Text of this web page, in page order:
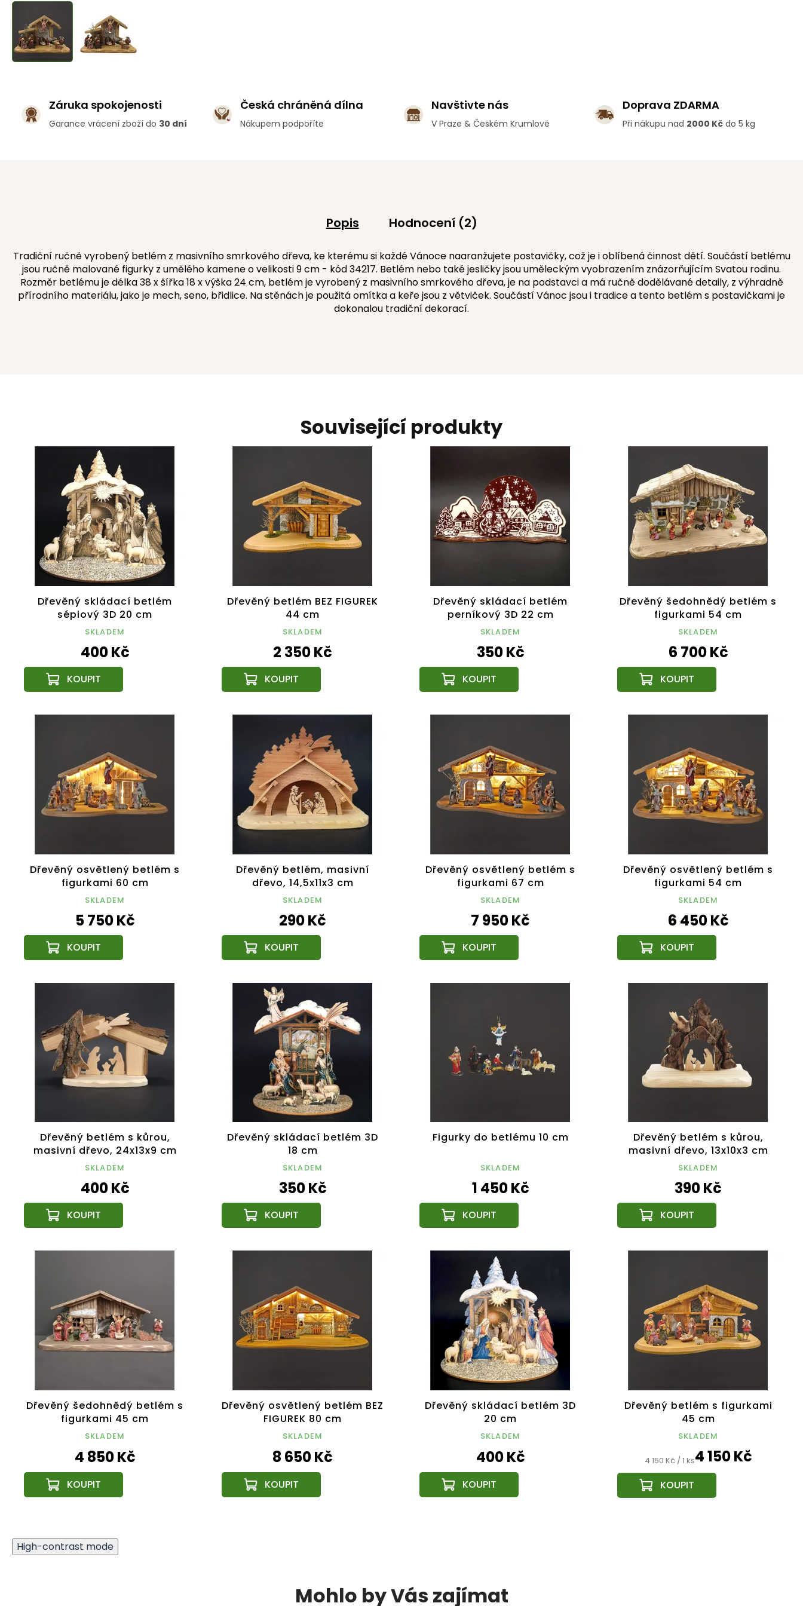
Záruka spokojenosti
Garance vrácení zboží do 30 dní
Česká chráněná dílna
Nákupem podpoříte
Navštivte nás
V Praze & Českém Krumlově
Doprava ZDARMA
Při nákupu nad 2000 Kč do 5 kg
Související produkty
Dřevěný skládací betlém
sépiový 3D 20 cm
SKLADEM
400 Kč
Dřevěný betlém BEZ FIGUREK
44 cm
SKLADEM
2 350 Kč
Dřevěný skládací betlém
perníkový 3D 22 cm
SKLADEM
350 Kč
Dřevěný šedohnědý betlém s
figurkami 54 cm
SKLADEM
6 700 Kč
Dřevěný osvětlený betlém s
figurkami 60 cm
SKLADEM
5 750 Kč
Dřevěný betlém, masivní
dřevo, 14,5x11x3 cm
SKLADEM
290 Kč
Dřevěný osvětlený betlém s
figurkami 67 cm
SKLADEM
7 950 Kč
Dřevěný osvětlený betlém s
figurkami 54 cm
SKLADEM
6 450 Kč
Dřevěný betlém s kůrou,
masivní dřevo, 24x13x9 cm
SKLADEM
400 Kč
Dřevěný skládací betlém 3D
18 cm
SKLADEM
350 Kč
Figurky do betlému 10 cm
SKLADEM
1 450 Kč
Dřevěný betlém s kůrou,
masivní dřevo, 13x10x3 cm
SKLADEM
390 Kč
Dřevěný šedohnědý betlém s
figurkami 45 cm
SKLADEM
4 850 Kč
Dřevěný osvětlený betlém BEZ
FIGUREK 80 cm
SKLADEM
8 650 Kč
Dřevěný skládací betlém 3D
20 cm
SKLADEM
400 Kč
Dřevěný betlém s figurkami
45 cm
SKLADEM
4 150 Kč
Měrná
cena:
4 150 Kč / 1 ks
Popis Hodnocení (2)
Tradiční ručně vyrobený betlém z masivního smrkového dřeva, ke kterému si každé Vánoce naaranžujete postavičky, což je i oblíbená činnost dětí. Součástí betlému
jsou ručně malované figurky z umělého kamene o velikosti 9 cm - kód 34217. Betlém nebo také jesličky jsou uměleckým vyobrazením znázorňujícím Svatou rodinu.
Rozměr betlému je délka 38 x šířka 18 x výška 24 cm, betlém je vyrobený z masivního smrkového dřeva, je na podstavci a má ručně dodělávané detaily, z výhradně
přírodního materiálu, jako je mech, seno, břidlice. Na stěnách je použitá omítka a keře jsou z větviček. Součástí Vánoc jsou i tradice a tento betlém s postavičkami je
dokonalou tradiční dekorací.
High-contrast mode
Mohlo by Vás zajímat